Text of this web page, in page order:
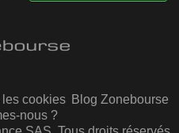
les cookies Blog Zonebourse
nous ?